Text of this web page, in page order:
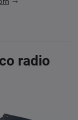
radio